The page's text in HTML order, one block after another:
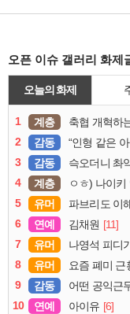
오픈 이슈 갤러리 화제
오늘의 화제
1 계층 축협 개혁하
2
감동 “인형 같은 아이
3
감동 슥오더니 촤악..
4
계층 ㅇㅎ) 나이
5
유머 파브리도 이
6
연예 김채원 [11]
7
유머 나영석 피디
8
유머 요즘 폐미 근
9
감동 어떤 공익근
10
연예 아이유 [6]